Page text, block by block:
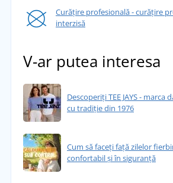
Curățire profesională - curățire
interzisă
V-ar putea interesa
Descoperiți TEE JAYS - marca
cu tradiție din 1976
Cum să faceți față zilelor
confortabil și în siguranță